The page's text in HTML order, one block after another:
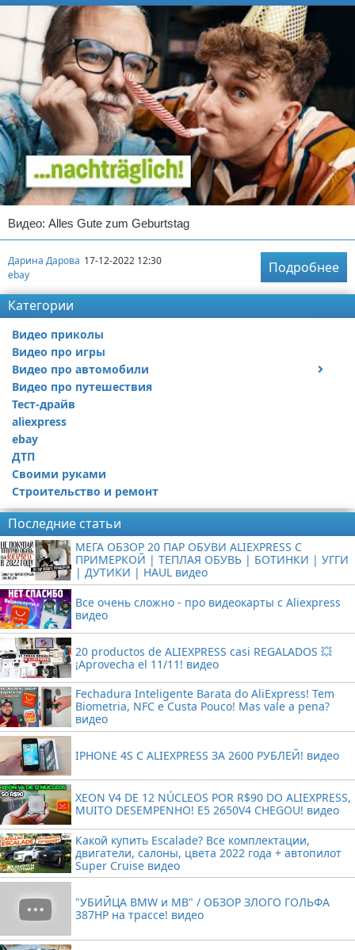
Видео: Alles Gute zum Geburtstag
Дарина Дарова 17-12-2022 12:30
ebay
Подробнее
Категории
Видео приколы
Видео про игры
Видео про автомобили
Ремонт автомобиля
Видео про путешествия
Тест-драйв
aliexpress
ebay
ДТП
Своими руками
Строительство и ремонт
Последние статьи
МЕГА ОБЗОР 20 ПАР ОБУВИ ALIEXPRESS С
ПРИМЕРКОЙ | ТЕПЛАЯ ОБУВЬ | БОТИНКИ | УГГИ
| ДУТИКИ | HAUL видео
Все очень сложно - про видеокарты с Aliexpress
видео
20 productos de ALIEXPRESS casi REGALADOS 💥
¡Aprovecha el 11/11! видео
Fechadura Inteligente Barata do AliExpress! Tem
Biometria, NFC e Custa Pouco! Mas vale a pena?
видео
IPHONE 4S С ALIEXPRESS ЗА 2600 РУБЛЕЙ! видео
XEON V4 DE 12 NÚCLEOS POR R$90 DO ALIEXPRESS,
MUITO DESEMPENHO! E5 2650V4 CHEGOU! видео
Какой купить Escalade? Все комплектации,
двигатели, салоны, цвета 2022 года + автопилот
Super Cruise видео
"УБИЙЦА BMW и MB" / ОБЗОР ЗЛОГО ГОЛЬФА
387HP на трассе! видео